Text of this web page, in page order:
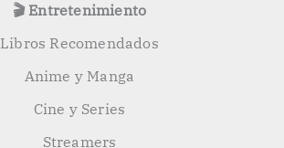
🎬 Entretenimiento
Libros Recomendados
Anime y Manga
Cine y Series
Streamers